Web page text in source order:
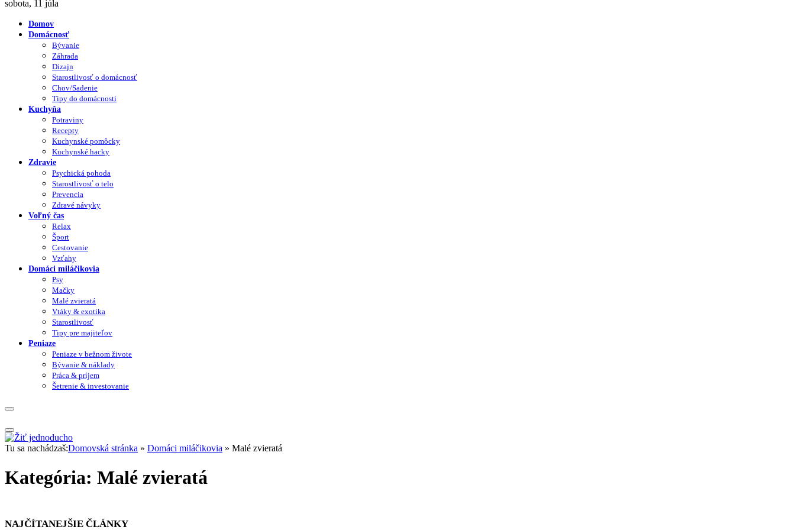
sobota, 11 júla
Domov
Domácnosť
Bývanie
Záhrada
Dizajn
Starostlivosť o domácnosť
Chov/Sadenie
Tipy do domácnosti
Kuchyňa
Potraviny
Recepty
Kuchynské pomôcky
Kuchynské hacky
Zdravie
Psychická pohoda
Starostlivosť o telo
Prevencia
Zdravé návyky
Voľný čas
Relax
Šport
Cestovanie
Vzťahy
Domáci miláčikovia
Psy
Mačky
Malé zvieratá
Vtáky & exotika
Starostlivosť
Tipy pre majiteľov
Peniaze
Peniaze v bežnom živote
Bývanie & náklady
Práca & príjem
Šetrenie & investovanie
Tu sa nachádzaš:Domovská stránka » Domáci miláčikovia » Malé zvieratá
Kategória: Malé zvieratá
NAJČÍTANEJŠIE ČLÁNKY